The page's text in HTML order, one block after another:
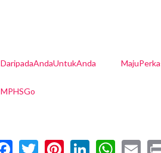
DaripadaAndaUntukAnda
MPHSGo
Facebook
Twitter
Pinterest
LinkedIn